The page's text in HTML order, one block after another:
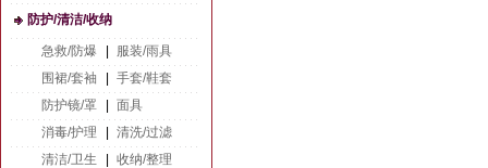
防护/清洁/收纳
急救/防爆
服装/雨具
围裙/套袖
手套/鞋套
防护镜/罩
面具
消毒/护理
清洗/过滤
清洁/卫生
收纳/整理